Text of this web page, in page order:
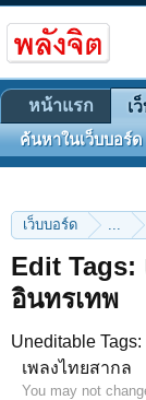
เว็บบอร์ด ...
Edit Tags:
อินทรเทพ
Uneditable Tags:
เพลงไทยสากล
You may not
หน้าแรก เ
ค้นหาในเว็บบอร์ด